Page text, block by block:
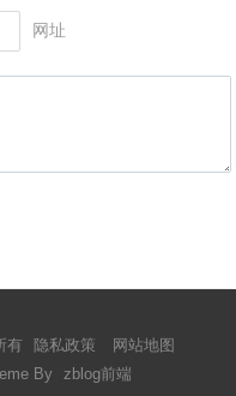
网址
有 隐私政策
网站地图
By zblog前端